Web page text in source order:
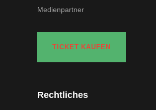
Medienpartner
TICKET KAUFEN
Rechtliches